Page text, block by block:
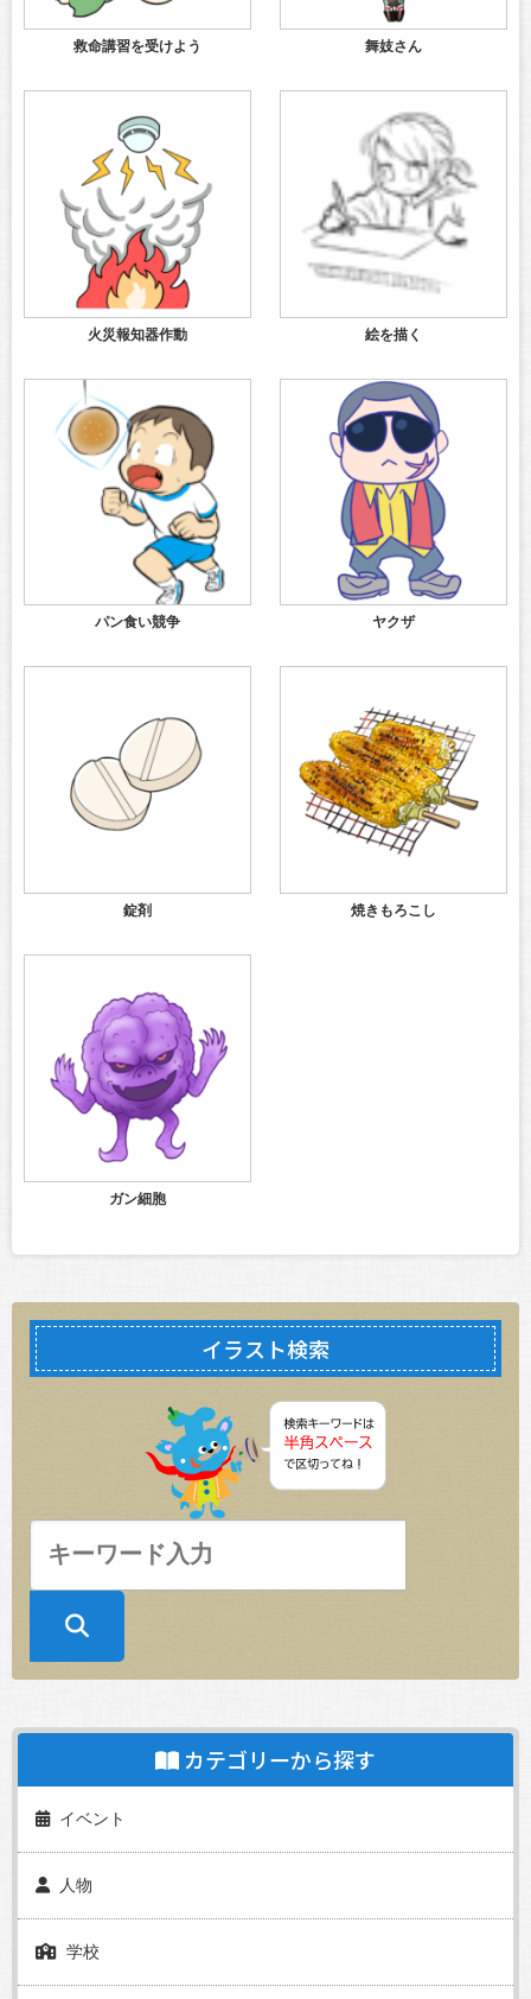
救命講習を受けよう 舞妓さん
火災報知器作動 絵を描く
パン食い競争 ヤクザ
錠剤 焼きもろこし
ガン細胞
イラスト検索
カテゴリーから探す
イベント
人物
学校